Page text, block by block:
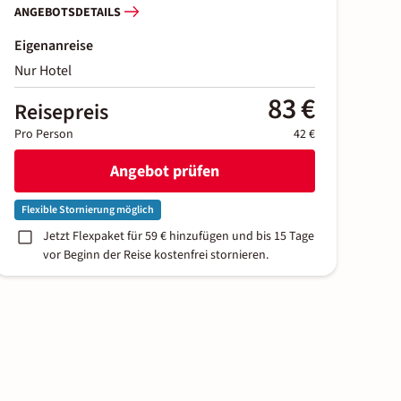
ANGEBOTSDETAILS
Eigenanreise
Nur Hotel
Reisepreis 83 €
Pro Person 42 €
Angebot prüfen
Flexible Stornierung möglich
Jetzt Flexpaket für 59 € hinzufügen und bis 15 Tage
vor Beginn der Reise kostenfrei stornieren.